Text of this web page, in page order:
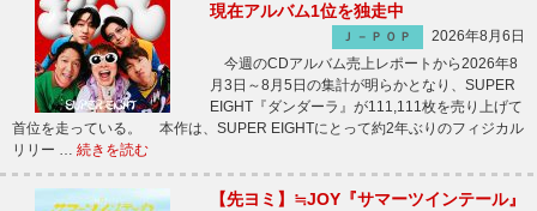
現在アルバム1位を独走中
Ｊ－ＰＯＰ
2026年8月6日
今週のCDアルバム売上レポートから2026年8
月3日～8月5日の集計が明らかとなり、SUPER
EIGHT『ダンダーラ』が111,111枚を売り上げて
首位を走っている。 本作は、SUPER EIGHTにとって約2年ぶりのフィジカル
リリー … 続きを読む
【先ヨミ】≒JOY『サマーツインテール』